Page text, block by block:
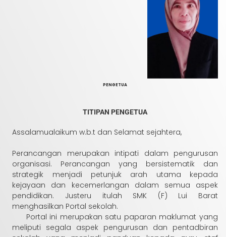
PENGETUA
TITIPAN PENGETUA
Assalamualaikum w.b.t dan Selamat sejahtera,
Perancangan merupakan intipati dalam pengurusan
organisasi. Perancangan yang bersistematik dan
strategik menjadi petunjuk arah utama kepada
kejayaan dan kecemerlangan dalam semua aspek
pendidikan. Justeru itulah SMK (F) Lui Barat
menghasilkan Portal sekolah.
Portal ini merupakan satu paparan maklumat yang
meliputi segala aspek pengurusan dan pentadbiran